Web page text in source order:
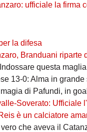
ufficiale la firma con
la difesa
Branduani riparte dalla
questa maglia per me è
Alma in grande spolvero,
Pafundi, in goal anche
Ufficiale l'arrivo di
è un calciatore
che aveva il